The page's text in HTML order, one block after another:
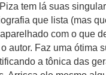
tem lá suas
que lista (mas
com o que
autor. Faz uma ótima
a tônica das